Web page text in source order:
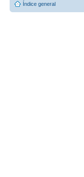
Índice general